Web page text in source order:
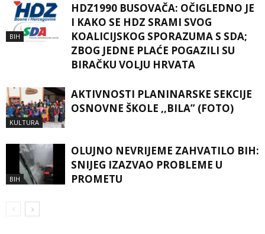
BIH
HDZ1990 BUSOVAČA: OČIGLEDNO JE
I KAKO SE HDZ SRAMI SVOG
KOALICIJSKOG SPORAZUMA S SDA;
ZBOG JEDNE PLAĆE POGAZILI SU
BIRAČKU VOLJU HRVATA
KULTURA
AKTIVNOSTI PLANINARSKE SEKCIJE
OSNOVNE ŠKOLE ,,BILA” (FOTO)
BIH
OLUJNO NEVRIJEME ZAHVATILO BIH:
SNIJEG IZAZVAO PROBLEME U
PROMETU